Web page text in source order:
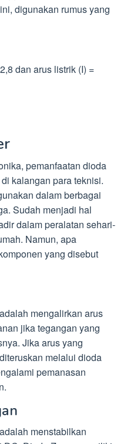
digunakan rumus yang
dan arus listrik (I) =
pemanfaatan dioda
kalangan para teknisi.
dalam berbagai
Sudah menjadi hal
dalam peralatan sehari-
Namun, apa
yang disebut
mengalirkan arus
jika tegangan yang
Jika arus yang
melalui dioda
pemanasan
menstabilkan